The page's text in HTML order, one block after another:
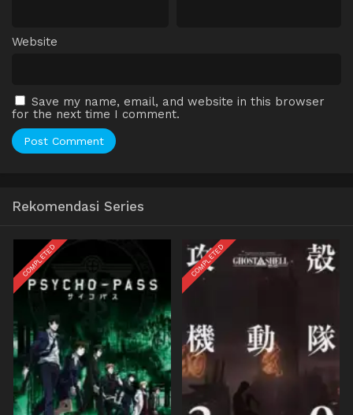
Website
Save my name, email, and website in this browser
for the next time I comment.
Rekomendasi Series
COMPLETED COMPLETED